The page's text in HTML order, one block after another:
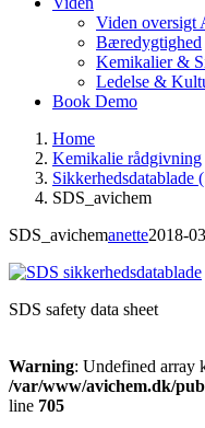
Viden oversigt
Bæredygtighed
Kemikalier &
Ledelse &
Book Demo
Home
Kemikalie rådgivning
Sikkerhedsdatablade
SDS_avichem
SDS_avichemanette2018-
SDS safety data sheet
Warning: Undefined array
/var/www/avichem.dk/
line 705